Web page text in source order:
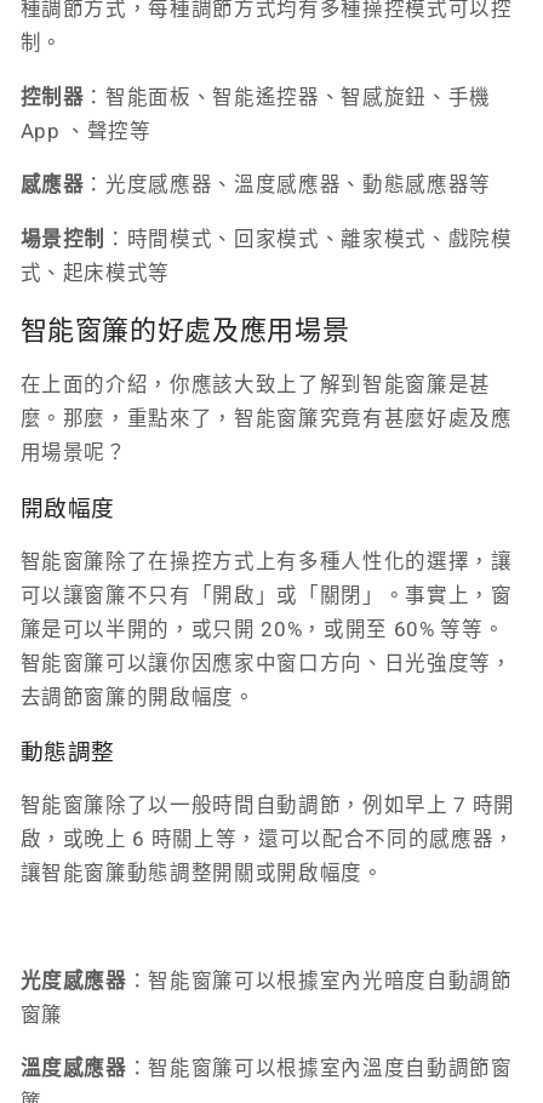
種調節方式，每種調節方式均有多種操控模式可以控
制。
控制器 ：智能面板、智能遙控器、智感旋鈕、手機
App 、聲控等
感應器 ：光度感應器、溫度感應器、動態感應器等
場景控制
：時間模式、回家模式、離家模式、戲院模
式、起床模式等
智能窗簾的好處及應用場景
在上面的介紹，你應該大致上了解到智能窗簾是甚
麼。那麼，重點來了，智能窗簾究竟有甚麼好處及應
用場景呢？
開啟幅度
智能窗簾除了在操控方式上有多種人性化的選擇，讓
可以讓窗簾不只有「開啟」或「關閉」。事實上，窗
簾是可以半開的，或只開 20%，或開至 60% 等等。
智能窗簾可以讓你因應家中窗口方向、日光強度等，
去調節窗簾的開啟幅度。
動態調整
智能窗簾除了以一般時間自動調節，例如早上 7 時開
啟，或晚上 6 時關上等，還可以配合不同的感應器，
讓智能窗簾動態調整開關或開啟幅度。
光度感應器 ：智能窗簾可以根據室內光暗度自動調節
窗簾
溫度感應器 ：智能窗簾可以根據室內溫度自動調節窗